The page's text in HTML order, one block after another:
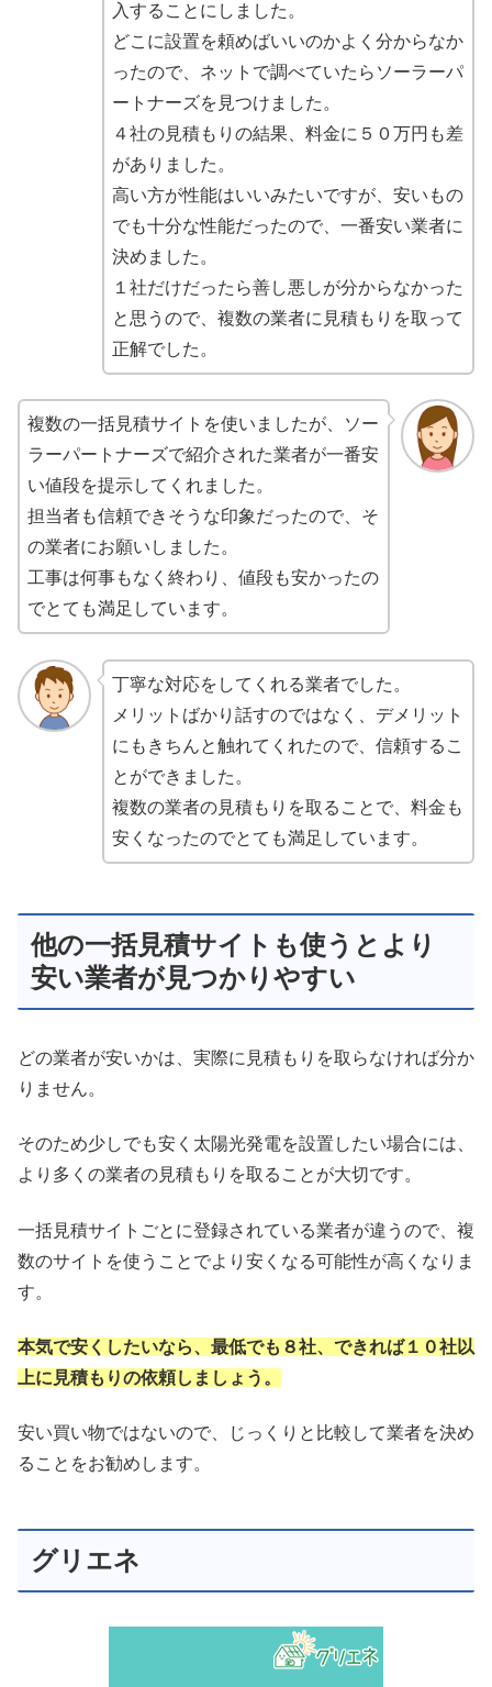
入することにしました。
どこに設置を頼めばいいのかよく分からなか
ったので、ネットで調べていたらソーラーパ
ートナーズを見つけました。
４社の見積もりの結果、料金に５０万円も差
がありました。
高い方が性能はいいみたいですが、安いもの
でも十分な性能だったので、一番安い業者に
決めました。
１社だけだったら善し悪しが分からなかった
と思うので、複数の業者に見積もりを取って
正解でした。
複数の一括見積サイトを使いましたが、ソー
ラーパートナーズで紹介された業者が一番安
い値段を提示してくれました。
担当者も信頼できそうな印象だったので、そ
の業者にお願いしました。
工事は何事もなく終わり、値段も安かったの
でとても満足しています。
丁寧な対応をしてくれる業者でした。
メリットばかり話すのではなく、デメリット
にもきちんと触れてくれたので、信頼するこ
とができました。
複数の業者の見積もりを取ることで、料金も
安くなったのでとても満足しています。
他の一括見積サイトも使うとより
安い業者が見つかりやすい
どの業者が安いかは、実際に見積もりを取らなければ分か
りません。
そのため少しでも安く太陽光発電を設置したい場合には、
より多くの業者の見積もりを取ることが大切です。
一括見積サイトごとに登録されている業者が違うので、複
数のサイトを使うことでより安くなる可能性が高くなりま
す。
本気で安くしたいなら、最低でも８社、できれば１０社以
上に見積もりの依頼しましょう。
安い買い物ではないので、じっくりと比較して業者を決め
ることをお勧めします。
グリエネ